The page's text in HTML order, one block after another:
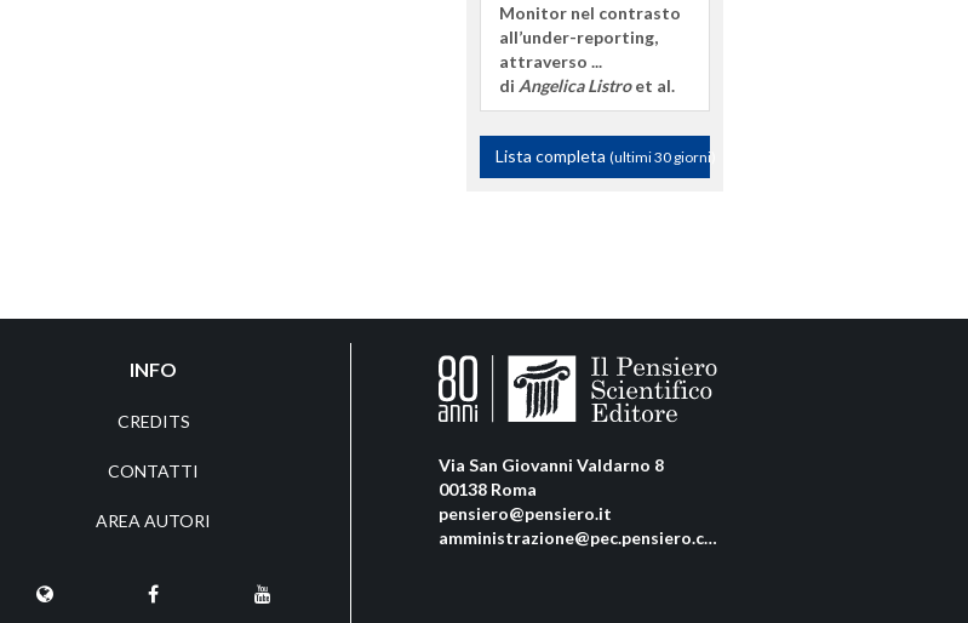
Monitor nel contrasto
all’under-reporting,
attraverso ...
di Angelica Listroet al.
Lista completa (ultimi 30 giorni)
INFO
CREDITS
CONTATTI
AREA AUTORI
Via San Giovanni Valdarno 8
00138 Roma
pensiero@pensiero.it
amministrazione@pec.pensiero.com